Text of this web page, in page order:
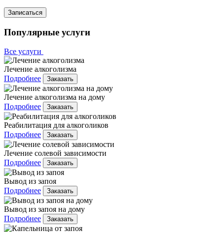
Записаться
Популярные услуги
Все услуги
Лечение алкоголизма
Подробнее
Заказать
Лечение алкоголизма на дому
Подробнее
Заказать
Реабилитация для алкоголиков
Подробнее
Заказать
Лечение солевой зависимости
Подробнее
Заказать
Вывод из запоя
Подробнее
Заказать
Вывод из запоя на дому
Подробнее
Заказать